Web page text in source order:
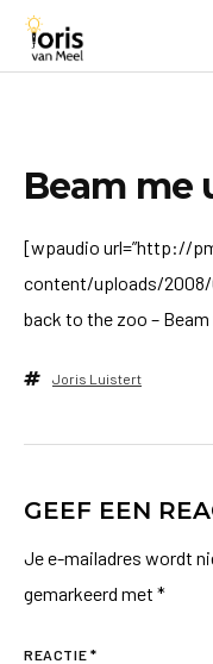
Beam me
[wpaudio url=”http://
content/uploads/2008/
back to the zoo – Beam
Joris Luistert
GEEF EEN
Je e-mailadres wordt
gemarkeerd met *
REACTIE *